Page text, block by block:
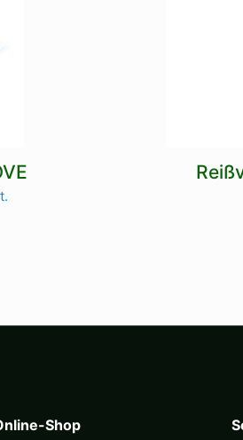
Shop